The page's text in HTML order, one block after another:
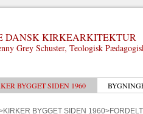
DANSK KIRKEARKITEKTUR
Grey Schuster, Teologisk
BYGGET SIDEN 1960
KIRKER BYGGET SIDEN 1960>